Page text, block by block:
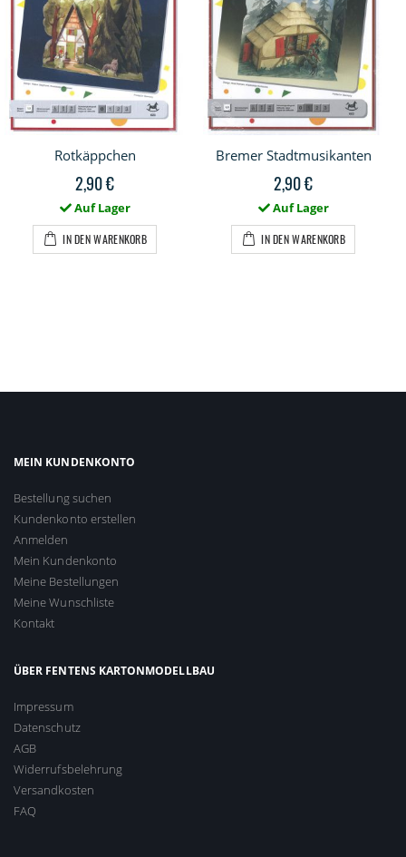
Rotkäppchen
2,90 €
Auf Lager
IN DEN WARENKORB
Bremer Stadtmusikanten
2,90 €
Auf Lager
IN DEN WARENKORB
MEIN KUNDENKONTO
Bestellung suchen
Kundenkonto erstellen
Anmelden
Mein Kundenkonto
Meine Bestellungen
Meine Wunschliste
Kontakt
ÜBER FENTENS KARTONMODELLBAU
Impressum
Datenschutz
AGB
Widerrufsbelehrung
Versandkosten
FAQ